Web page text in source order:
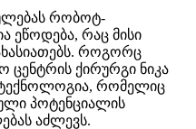
რობოტ-
ეწოდება, რაც მისი
როგორც
ცენტრის ქირურგი ნიკა
ტექნოლოგია, რომელიც
პოტენციალის
აძლევს.